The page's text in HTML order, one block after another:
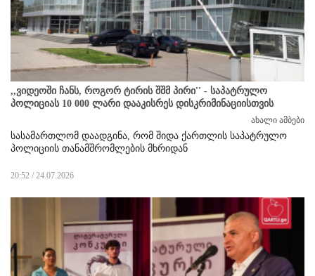
,,ვიდეოში ჩანს, როგორ ტირის შშმ პირი'' - საპატრულო
პოლიციას 10 000 ლარი დააკისრეს დისკრიმინაციისთვის
ახალი ამბები
სასამართლომ დაადგინა, რომ შიდა ქართლის საპატრულო
პოლიციის თანამშრომლების მხრიდან
20:52 / 24.07.2026